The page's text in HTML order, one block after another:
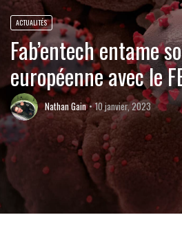
ACTUALITÉS
Fab’entech entame
européenne avec le
Nathan Gain 10 janvier, 2023